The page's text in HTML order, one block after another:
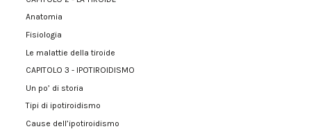
Anatomia
Fisiologia
Le malattie della tiroide
CAPITOLO 3 - IPOTIROIDISMO
Un po’ di storia
Tipi di ipotiroidismo
Cause dell’ipotiroidismo